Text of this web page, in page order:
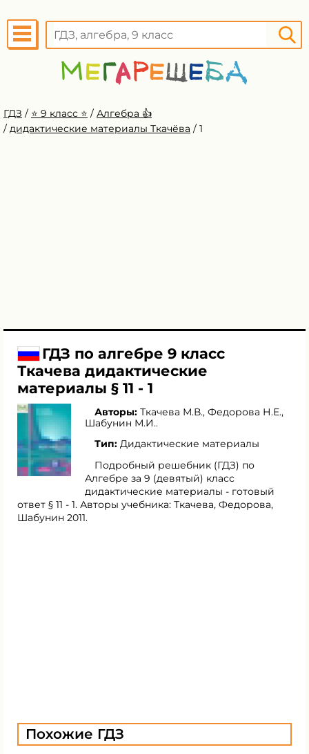
ГДЗ / ⭐️ 9 класс ⭐️ / Алгебра 👍
/ дидактические материалы Ткачёва / 1
ГДЗ по алгебре 9 класс
Ткачева дидактические
материалы § 11 - 1
Авторы: Ткачева М.В., Федорова Н.Е.,
Шабунин М.И..
Тип: Дидактические материалы
Подробный решебник (ГДЗ) по
Алгебре за 9 (девятый) класс
дидактические материалы - готовый
ответ § 11 - 1. Авторы учебника: Ткачева, Федорова,
Шабунин 2011.
Похожие ГДЗ